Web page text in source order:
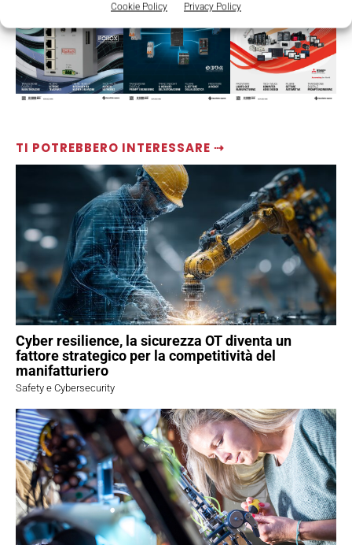
Cookie Policy Privacy Policy
TI POTREBBERO INTERESSARE ⇢
Cyber resilience, la sicurezza OT diventa un
fattore strategico per la competitività del
manifatturiero
Safety e Cybersecurity